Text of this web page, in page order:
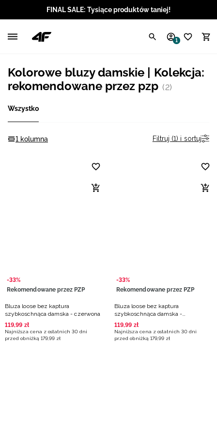
FINAL SALE: Tysiące produktów taniej!
1
Kolorowe bluzy damskie | Kolekcja:
rekomendowane przez pzp (2)
Wszystko
1 kolumna Filtruj (1) i sortuj
-33%
Rekomendowane przez PZP
Bluza loose bez kaptura
szybkoschnąca damska - czerwona
119,99 zł
Najniższa cena z ostatnich 30 dni
przed obniżką 179,99 zł
-33%
Rekomendowane przez PZP
Bluza loose bez kaptura
szybkoschnąca damska -
turkusowa
119,99 zł
Najniższa cena z ostatnich 30 dni
przed obniżką 179,99 zł
Angielski / USD
Słowacki / EUR